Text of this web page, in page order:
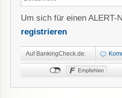
Um sich für einen
registrieren
Auf BankingCheck.de: